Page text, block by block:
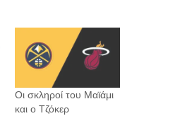
Οι σκληροί του Μαϊάμι
και ο Τζόκερ